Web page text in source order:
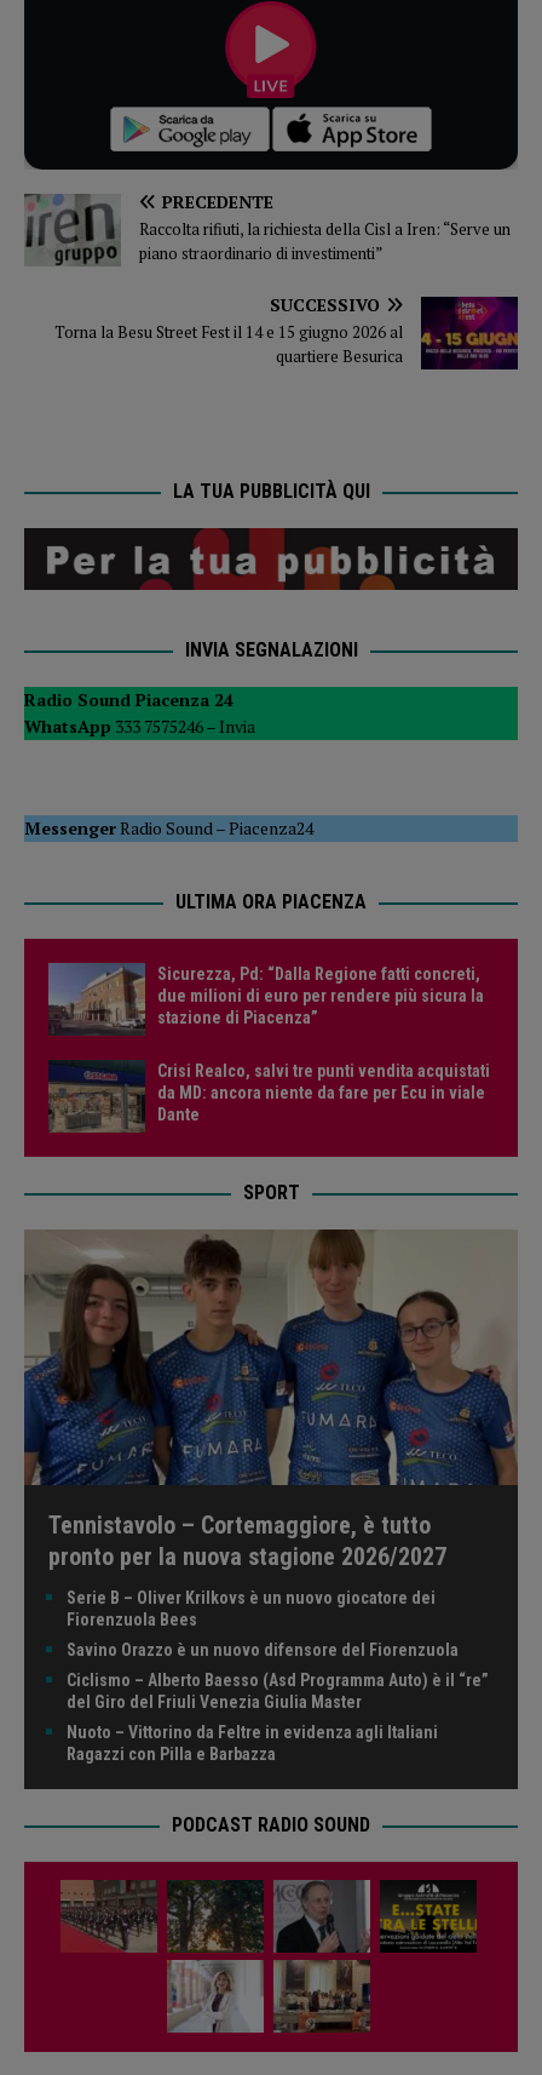
PRECEDENTE
Raccolta rifiuti, la richiesta della Cisl a Iren: “Serve un
piano straordinario di investimenti”
SUCCESSIVO
Torna la Besu Street Fest il 14 e 15 giugno 2026 al
quartiere Besurica
LA TUA PUBBLICITÀ QUI
INVIA SEGNALAZIONI
Radio Sound Piacenza 24
WhatsApp 333 7575246 – Invia
MessengerRadio Sound–Piacenza24
ULTIMA ORA PIACENZA
Sicurezza, Pd: “Dalla Regione fatti concreti,
due milioni di euro per rendere più sicura la
stazione di Piacenza”
Crisi Realco, salvi tre punti vendita acquistati
da MD: ancora niente da fare per Ecu in viale
Dante
SPORT
Tennistavolo – Cortemaggiore, è tutto
pronto per la nuova stagione 2026/2027
Serie B – Oliver Krilkovs è un nuovo giocatore dei
Fiorenzuola Bees
Savino Orazzo è un nuovo difensore del Fiorenzuola
Ciclismo – Alberto Baesso (Asd Programma Auto) è il “re”
del Giro del Friuli Venezia Giulia Master
Nuoto – Vittorino da Feltre in evidenza agli Italiani
Ragazzi con Pilla e Barbazza
PODCAST RADIO SOUND